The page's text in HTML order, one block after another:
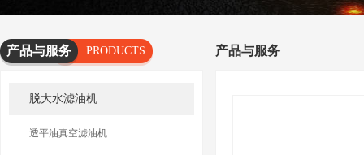
产品与服务
PRODUCTS
SERVICES
脱大水滤油机
透平油真空滤油机
产品与服务